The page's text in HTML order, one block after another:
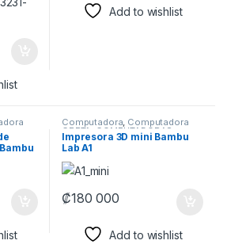
Add to wishlist
,
Computadora, Computadora
CRETA COMPUTADORAS
Computadoras ,Impresión,
IMPRESORA
Impresora 3D mini Bambu
Lab A1
₡180 000
Add to wishlist